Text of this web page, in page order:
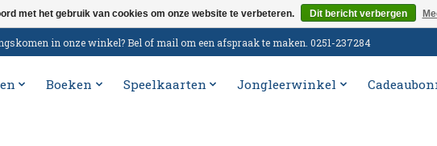
in onze winkel? Bel of mail om een afspraak te maken. 0251-237284
Boeken Speelkaarten Jongleerwinkel
met het gebruik van cookies om onze website te verbeteren. Dit bericht verbergen